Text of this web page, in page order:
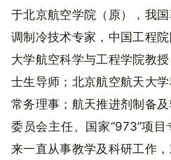
于北京航空学院（原），我
调制冷技术专家，中国工程
大学航空科学与工程学院教
士生导师；北京航空航天大
常务理事；航天推进剂制备
委员会主任、国家“973”项
来一直从事教学及科研工作